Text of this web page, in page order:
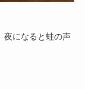
夜になると蛙の声